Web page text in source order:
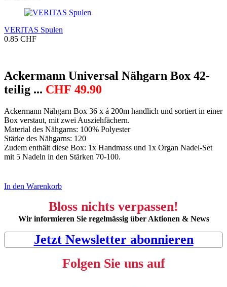
VERITAS Spulen
0.85 CHF
Ackermann Universal Nähgarn Box 42-
teilig ... CHF 49.90
Ackermann Nähgarn Box 36 x á 200m handlich und sortiert in einer
Box verstaut, mit zwei Ausziehfächern.
Material des Nähgarns: 100% Polyester
Stärke des Nähgarns: 120
Zudem enthält diese Box: 1x Handmass und 1x Organ Nadel-Set
mit 5 Nadeln in den Stärken 70-100.
In den Warenkorb
Bloss nichts verpassen!
Wir informieren Sie regelmässig über Aktionen & News
Jetzt Newsletter abonnieren
Folgen Sie uns auf